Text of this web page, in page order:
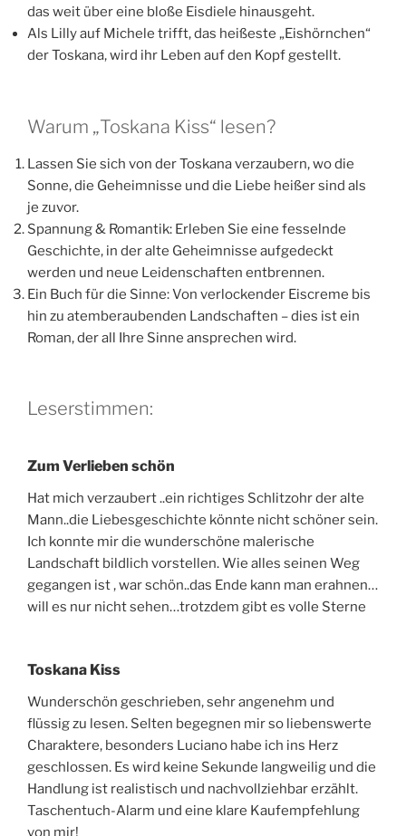
das weit über eine bloße Eisdiele hinausgeht.
Als Lilly auf Michele trifft, das heißeste „Eishörnchen“
der Toskana, wird ihr Leben auf den Kopf gestellt.
Warum „Toskana Kiss“ lesen?
Lassen Sie sich von der Toskana verzaubern, wo die
Sonne, die Geheimnisse und die Liebe heißer sind als
je zuvor.
Spannung & Romantik: Erleben Sie eine fesselnde
Geschichte, in der alte Geheimnisse aufgedeckt
werden und neue Leidenschaften entbrennen.
Ein Buch für die Sinne: Von verlockender Eiscreme bis
hin zu atemberaubenden Landschaften – dies ist ein
Roman, der all Ihre Sinne ansprechen wird.
Leserstimmen:
Zum Verlieben schön
Hat mich verzaubert ..ein richtiges Schlitzohr der alte
Mann..die Liebesgeschichte könnte nicht schöner sein.
Ich konnte mir die wunderschöne malerische
Landschaft bildlich vorstellen. Wie alles seinen Weg
gegangen ist , war schön..das Ende kann man erahnen…
will es nur nicht sehen…trotzdem gibt es volle Sterne
Toskana Kiss
Wunderschön geschrieben, sehr angenehm und
flüssig zu lesen. Selten begegnen mir so liebenswerte
Charaktere, besonders Luciano habe ich ins Herz
geschlossen. Es wird keine Sekunde langweilig und die
Handlung ist realistisch und nachvollziehbar erzählt.
Taschentuch-Alarm und eine klare Kaufempfehlung
von mir!